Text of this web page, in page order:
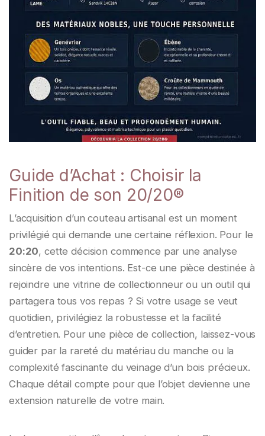
Guide d’Achat : Choisir la
Finition de son 20/20®
L’acquisition d’un couteau artisanal est un moment
privilégié qui demande une certaine réflexion. Pour le
20:20, cette décision commence par une analyse
sincère de vos intentions. Est-ce une pièce destinée à
rejoindre une vitrine de collectionneur ou un outil qui
partagera tous vos repas ? Si votre usage se veut
quotidien, privilégiez la robustesse et la facilité
d’entretien. Pour une pièce de collection, laissez-vous
guider par la rareté du matériau du manche ou la
complexité fascinante du veinage d’un bois précieux.
Chaque détail compte pour que l’objet devienne une
extension naturelle de votre main.